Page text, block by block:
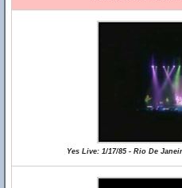
Yes Live: 1/17/85 - Rio De